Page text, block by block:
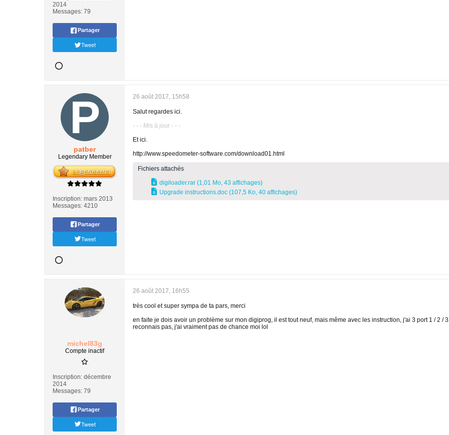
2014
Messages: 79
Partager
Tweet
patber
Legendary Member
Inscription: mars 2013
Messages: 4210
Partager
Tweet
26 août 2017, 15h58
Salut regardes ici.
- - - Mis à jour - - -
Et ici.
http://www.speedometer-software.com/download01.html
Fichiers attachés
digiloader.rar (1,01 Mo, 43 affichages)
Upgrade instructions.doc (107,5 Ko, 40 affichages)
michel83g
Compte inactif
Inscription: décembre
2014
Messages: 79
Partager
Tweet
26 août 2017, 16h55
très cool et super sympa de ta pars, merci
en faite je dois avoir un problème sur mon digiprog, il est tout neuf, mais même avec les instruction, j'ai 3 port 1 / 2 /
reconnais pas, j'ai vraiment pas de chance moi lol